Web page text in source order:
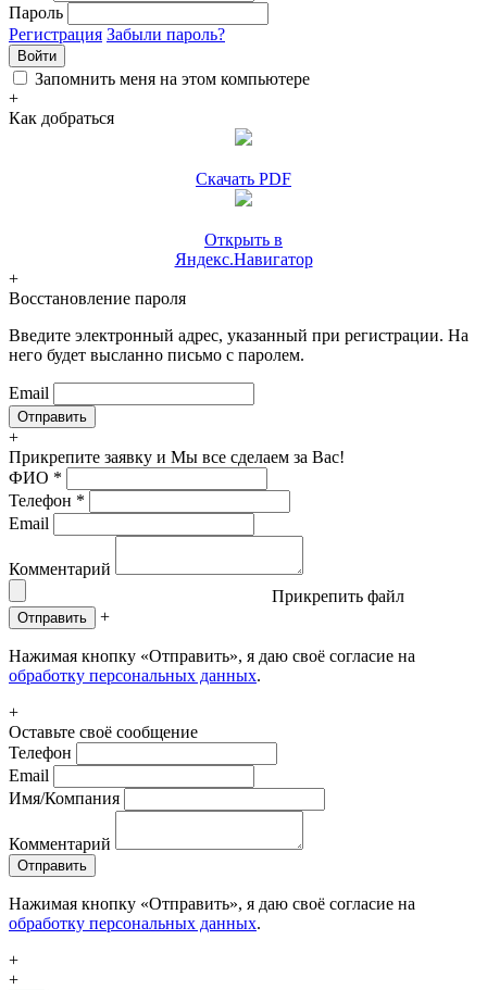
Пароль
Регистрация Забыли пароль?
Войти
Запомнить меня на этом компьютере
+
Как добраться
Скачать PDF
Открыть в
Яндекс.Навигатор
+
Восстановление пароля
Введите электронный адрес, указанный при регистрации. На
него будет высланно письмо с паролем.
Email
+
Прикрепите заявку и Мы все сделаем за Вас!
ФИО *
Телефон *
Email
Комментарий
Прикрепить файл
Отправить +
Нажимая кнопку «Отправить», я даю своё согласие на
обработку персональных данных.
+
Оставьте своё сообщение
Телефон
Email
Имя/Компания
Комментарий
Отправить
Нажимая кнопку «Отправить», я даю своё согласие на
обработку персональных данных.
+
+